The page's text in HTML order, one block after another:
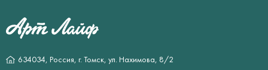
634034, Россия, г. Томск, ул. Нахимова, 8/2